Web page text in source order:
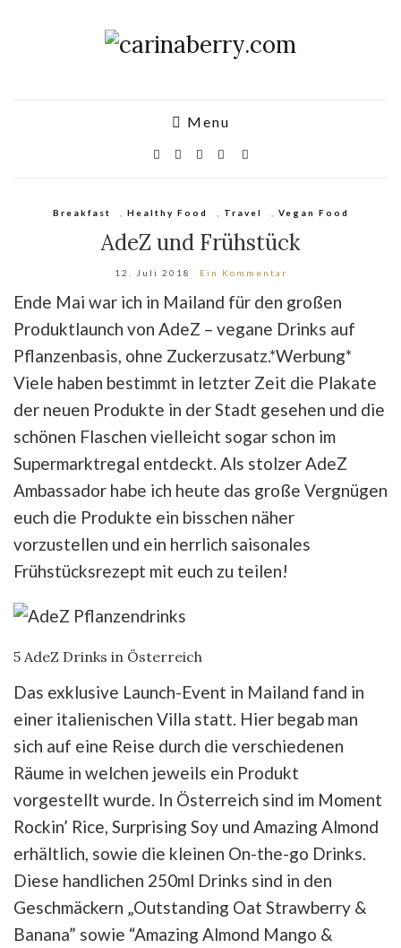
Menu
Breakfast Healthy Food Travel Vegan Food
AdeZ und Frühstück
12. Juli 2018 Ein Kommentar
Ende Mai war ich in Mailand für den großen
Produktlaunch von AdeZ – vegane Drinks auf
Pflanzenbasis, ohne Zuckerzusatz.*Werbung*
Viele haben bestimmt in letzter Zeit die Plakate
der neuen Produkte in der Stadt gesehen und die
schönen Flaschen vielleicht sogar schon im
Supermarktregal entdeckt. Als stolzer AdeZ
Ambassador habe ich heute das große Vergnügen
euch die Produkte ein bisschen näher
vorzustellen und ein herrlich saisonales
Frühstücksrezept mit euch zu teilen!
5 AdeZ Drinks in Österreich
Das exklusive Launch-Event in Mailand fand in
einer italienischen Villa statt. Hier begab man
sich auf eine Reise durch die verschiedenen
Räume in welchen jeweils ein Produkt
vorgestellt wurde. In Österreich sind im Moment
Rockin’ Rice, Surprising Soy und Amazing Almond
erhältlich, sowie die kleinen On-the-go Drinks.
Diese handlichen 250ml Drinks sind in den
Geschmäckern „Outstanding Oat Strawberry &
Banana” sowie “Amazing Almond Mango &